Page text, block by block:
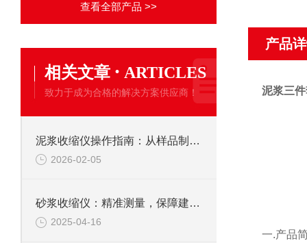
查看全部产品 >>
相关文章 · ARTICLES
致力于成为合格的解决方案供应商！
泥浆收缩仪操作指南：从样品制备到数据解读的标准化流程
2026-02-05
砂浆收缩仪：精准测量，保障建筑质量
2025-04-16
产品
泥浆三
一.产品